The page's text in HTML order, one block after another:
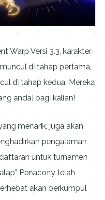
Warp Versi 3.3, karakter
di tahap pertama,
di tahap kedua. Mereka
andal bagi kalian!
menarik, juga akan
pengalaman
untuk turnamen
Penacony telah
akan berkumpul